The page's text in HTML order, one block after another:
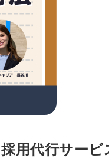
用代行サービ